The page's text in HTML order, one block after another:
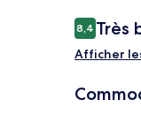
Avis
8,48,4 sur 10
Très
Afficher